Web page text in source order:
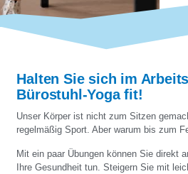
Halten Sie sich im
Bürostuhl-Yoga fit!
Unser Körper ist nicht zum Sitzen
regelmäßig Sport. Aber warum bis zum
Mit ein paar Übungen können Sie direkt
Ihre Gesundheit tun. Steigern Sie mit